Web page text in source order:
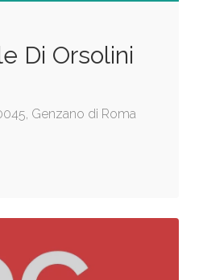
Di Orsolini
Genzano di Roma